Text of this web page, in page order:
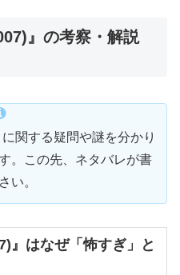
』の考察・解説
関する疑問や謎を分かり
。この先、ネタバレが書
い。
』はなぜ「怖すぎ」と